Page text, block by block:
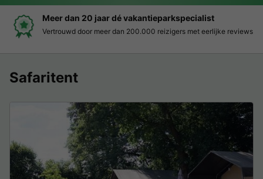
Meer dan 20 jaar dé vakantieparkspecialist
Vertrouwd door meer dan 200.000 reizigers met eerlijke reviews
Safaritent